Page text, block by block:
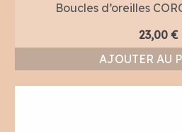
Boucles d’oreilles
23,00 €
AJOUTER AU